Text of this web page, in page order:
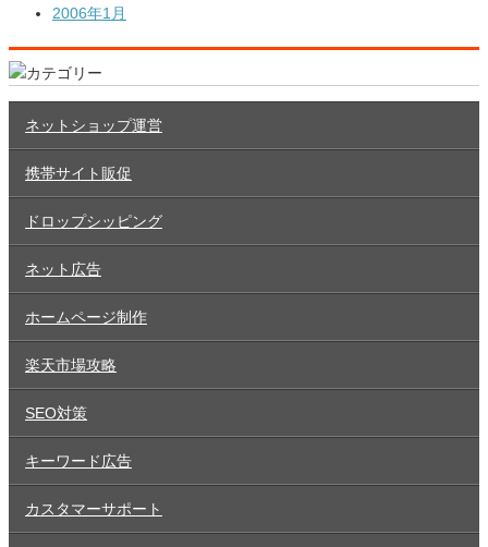
2006年1月
ネットショップ運営
携帯サイト販促
ドロップシッピング
ネット広告
ホームページ制作
楽天市場攻略
SEO対策
キーワード広告
カスタマーサポート